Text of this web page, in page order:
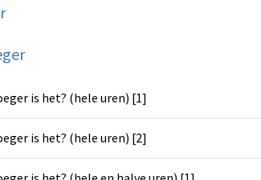
is het? (hele uren) [1]
is het? (hele uren) [2]